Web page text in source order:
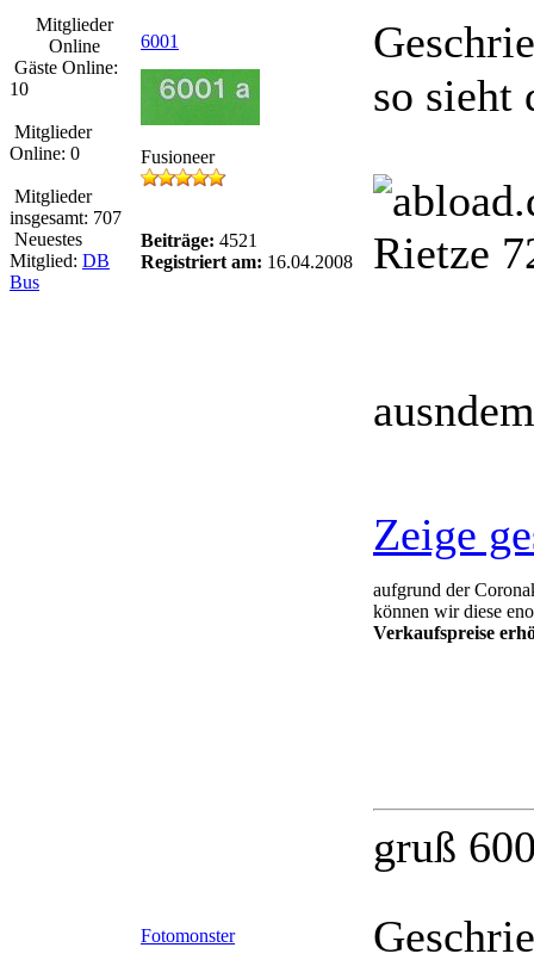
Mitglieder
Online
Gäste Online:
10
Mitglieder
Online: 0
Mitglieder
insgesamt: 707
Neuestes
Mitglied: DB
Bus
6001
Fusioneer
Beiträge: 4521
Registriert am: 16.04.2008
so sieht
Rietze
Zeige
aufgrund der
können wir diese
Verkaufspreise
gruß
Fotomonster